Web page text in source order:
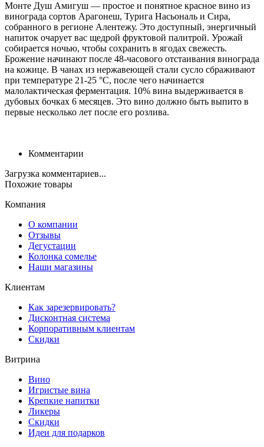
Монте Душ Амигуш — простое и понятное красное вино из
винограда сортов Арагонеш, Турига Насьональ и Сира,
собранного в регионе Алентежу. Это доступный, энергичный
напиток очарует вас щедрой фруктовой палитрой. Урожай
собирается ночью, чтобы сохранить в ягодах свежесть.
Брожение начинают после 48-часового отстаивания винограда
на кожице. В чанах из нержавеющей стали сусло сбраживают
при температуре 21-25 °С, после чего начинается
малолактическая ферментация. 10% вина выдерживается в
дубовых бочках 6 месяцев. Это вино должно быть выпито в
первые несколько лет после его розлива.
Комментарии
Загрузка комментариев...
Похожие товары
Компания
О компании
Отзывы
Дегустации
Колонка сомелье
Наши магазины
Клиентам
Как зарезервировать?
Дисконтная система
Корпоративным клиентам
Скидки
Витрина
Вино
Игристые вина
Крепкие напитки
Ликеры
Скидки
Идеи для подарков